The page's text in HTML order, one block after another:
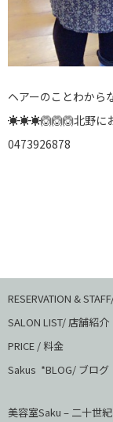
ヘアーのことわから
☀☀☀🙆🙆🙆北野に
0473926878
RESERVATION &
SALON LIST/ 店舗紹介
PRICE / 料金
Sakus *BLOG/ ブログ
美容室Saku – 二十世